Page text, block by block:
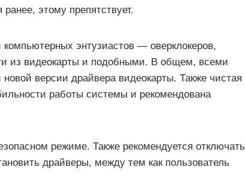
этому препятствует.
энтузиастов — оверклокеров,
из видеокарты и подобными. В общем, всеми
версии драйвера видеокарты. Также чистая
работы системы и рекомендована
режиме. Также рекомендуется отключать
драйверы, между тем как пользователь